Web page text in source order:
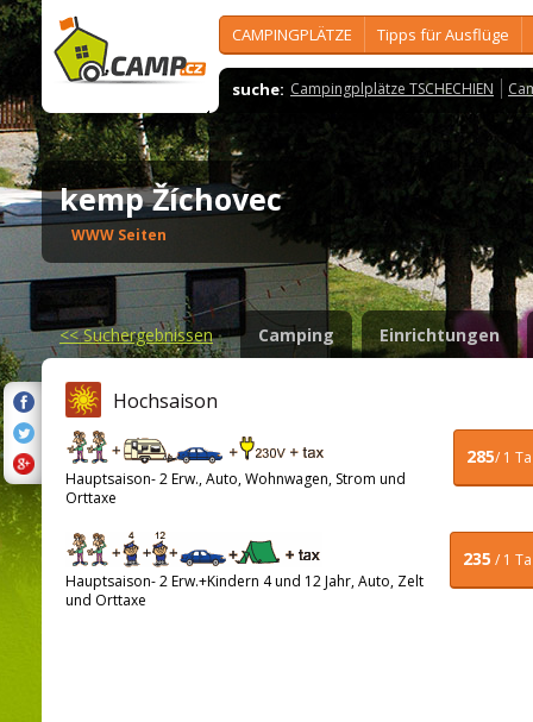
CAMPINGPLÄTZE Tipps für Ausflüge
suche: Campingplplätze TSCHECHIEN
kemp Žíchovec
WWW Seiten
<<Suchergebnissen Camping Einrichtungen
Hochsaison
285/ 1
Hauptsaison- 2 Erw., Auto, Wohnwagen, Strom und
Orttaxe
235 / 1
Hauptsaison- 2 Erw.+Kindern 4 und 12 Jahr, Auto, Zelt
und Orttaxe